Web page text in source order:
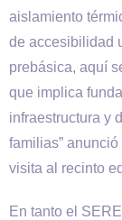
aislamiento
de accesibilidad
prebásica, aquí
que implica
infraestructura y
familias”
visita al recinto
En tanto el